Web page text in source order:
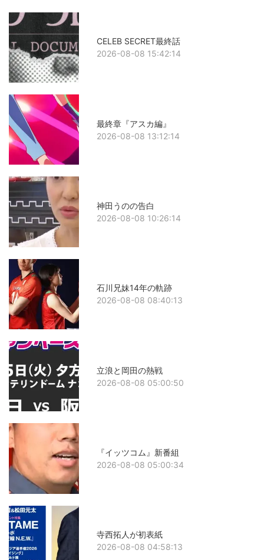
CELEB SECRET最終話
2026-08-08 15:42:14
最終章『アスカ編』
2026-08-08 13:12:14
神田うのの告白
2026-08-08 10:26:14
石川兄妹14年の軌跡
2026-08-08 08:40:13
立浪と岡田の熱戦
2026-08-08 05:00:50
『イッツコム』新番組
2026-08-08 05:00:34
寺西拓人が初表紙
2026-08-08 04:58:13